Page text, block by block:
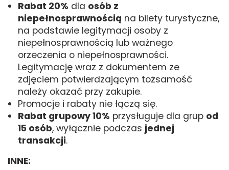
Rabat 20% dla osób z
niepełnosprawnością na bilety turystyczne,
na podstawie legitymacji osoby z
niepełnosprawnością lub ważnego
orzeczenia o niepełnosprawności.
Legitymację wraz z dokumentem ze
zdjęciem potwierdzającym tożsamość
należy okazać przy zakupie.
Promocje i rabaty nie łączą się.
Rabat grupowy 10% przysługuje dla grup od
15 osób, wyłącznie podczas jednej
transakcji.
INNE: